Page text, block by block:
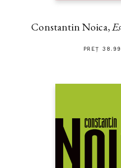
Constantin Noica,
PREȚ